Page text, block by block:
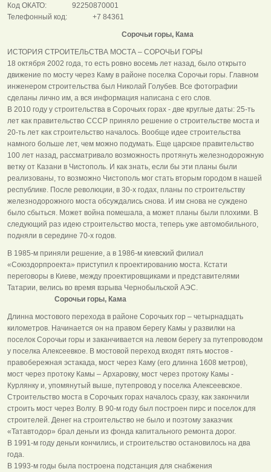
Код ОКАТО: 92250870001
Телефонный код: +7 84361
Сорочьи горы, Кама
ИСТОРИЯ СТРОИТЕЛЬСТВА МОСТА – СОРОЧЬИ ГОРЫ
18 октября 2002 года, то есть ровно восемь лет назад, было открыто
движение по мосту через Каму в районе поселка Сорочьи горы. Главном
инженером строительства был Николай Голубев. Все фотографии
сделаны лично им, а вся информация написана с его слов.
В 2010 году у строительства в Сорочьих горах - две круглые даты: 25-ть
лет как правительство СССР приняло решение о строительстве моста и
20-ть лет как строительство началось. Вообще идее строительства
намного больше лет, чем можно подумать. Еще царское правительство
100 лет назад, рассматривало возможность протянуть железнодорожную
ветку от Казани в Чистополь. И как знать, если бы эти планы были
реализованы, то возможно Чистополь мог стать вторым городом в нашей
республике. После революции, в 30-х годах, планы по строительству
железнодорожного моста обсуждались снова. И им снова не суждено
было сбыться. Может война помешала, а может планы были плохими. В
следующий раз идею строительство моста, теперь уже автомобильного,
подняли в середине 70-х годов.
В 1985-м приняли решение, а в 1986-м киевский филиал
«Союздорпроекта» приступил к проектированию моста. Кстати
переговоры в Киеве, между проектировщиками и представителями
Татарии, велись во время взрыва Чернобыльской АЭС.
Сорочьи горы, Кама
Длинна мостового перехода в районе Сорочьих гор – четырнадцать
километров. Начинается он на правом берегу Камы у развилки на
поселок Сорочьи горы и заканчивается на левом берегу за путепроводом
у поселка Алексеевкое. В мостовой переход входят пять мостов -
правобережная эстакада, мост через Каму (его длинна 1608 метров),
мост через протоку Камы – Архаровку, мост через протоку Камы -
Курлянку и, упомянутый выше, путепровод у поселка Алексеевское.
Строительство моста в Сорочьих горах началось сразу, как закончили
строить мост через Волгу. В 90-м году был построен пирс и поселок для
строителей. Денег на строительство не было и поэтому заказчик
«Татавтодор» брал деньги из фонда капитального ремонта дорог.
В 1991-м году деньги кончились, и строительство остановилось на два
года.
В 1993-м годы была построена подстанция для снабжения